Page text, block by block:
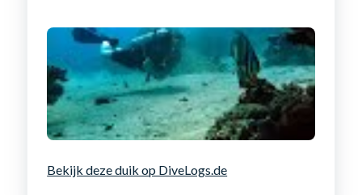
Bekijk deze duik op DiveLogs.de